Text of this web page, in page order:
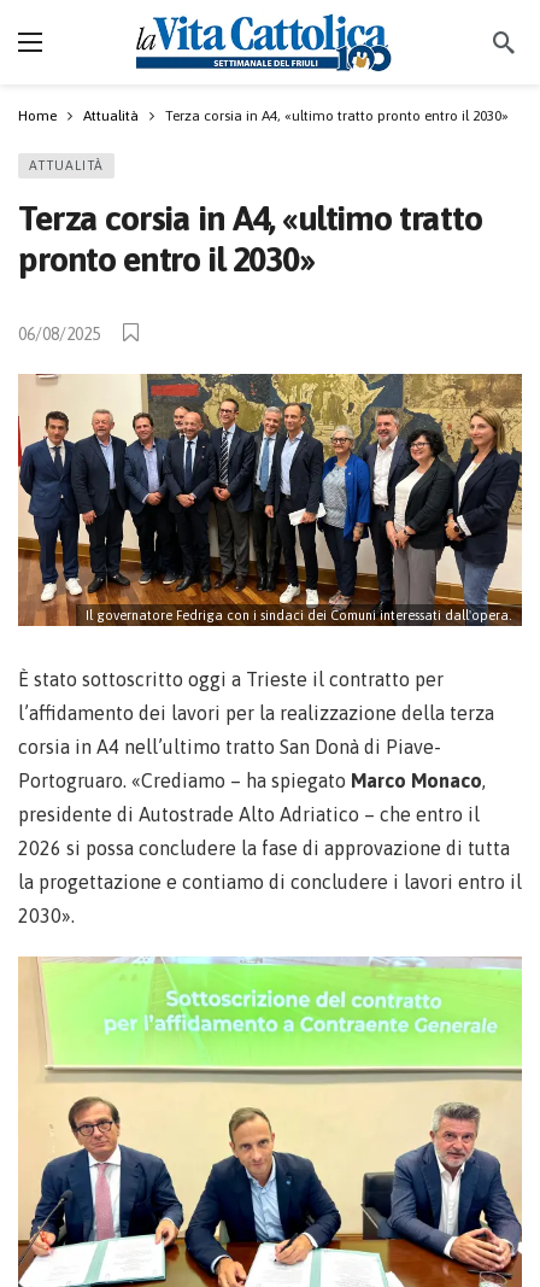
Home Attualità Terza corsia in A4, «ultimo tratto pronto entro il 2030»
ATTUALITÀ
Terza corsia in A4, «ultimo tratto
pronto entro il 2030»
06/08/2025
Il governatore Fedriga con i sindaci dei Comuni interessati dall'opera.
È stato sottoscritto oggi a Trieste il contratto per
l’affidamento dei lavori per la realizzazione della terza
corsia in A4 nell’ultimo tratto San Donà di Piave-
Portogruaro. «Crediamo – ha spiegato Marco Monaco,
presidente di Autostrade Alto Adriatico – che entro il
2026 si possa concludere la fase di approvazione di tutta
la progettazione e contiamo di concludere i lavori entro il
2030».